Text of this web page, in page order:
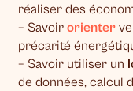
réaliser des
– Savoir orienter
précarité
– Savoir utiliser un
de données, calcul